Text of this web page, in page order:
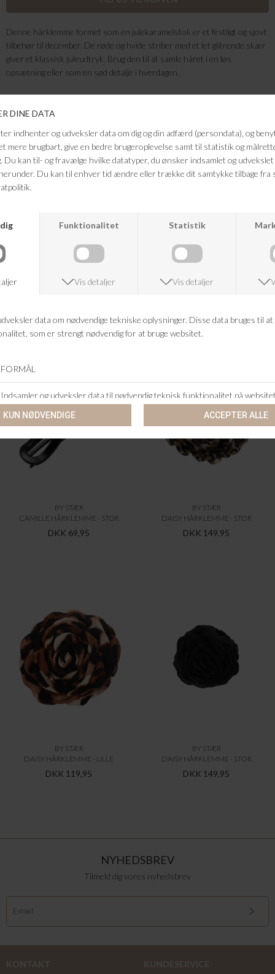
Denne hårklemme formet som en julekaramelstok er et festligt og sjovt
tilbehør til december. De røde og hvide striber med et let glitrende skær
giver et klassisk juleudtryk. Brug den til at samle håret i en løs
opsætning eller som en sød detalje i hverdagen.
Kvalitet: Acetat
FRAGTFRI LEVERING
VED KØB OVER 500,-
RETURRET
KUNDESERVICE
BY STÆR
CAMILLE HÅRKLEMME - STOR
DKK 69,95
BY STÆR
DAISY HÅRKLEMME - STOR
DKK 149,95
BY STÆR
DAISY HÅRKLEMME - LILLE
DKK 119,95
BY STÆR
DAISY HÅRKLEMME - STOR
DKK 149,95
NYHEDSBREV
Tilmeld dig vores nyhedsbrev
KONTAKT KUNDESERVICE